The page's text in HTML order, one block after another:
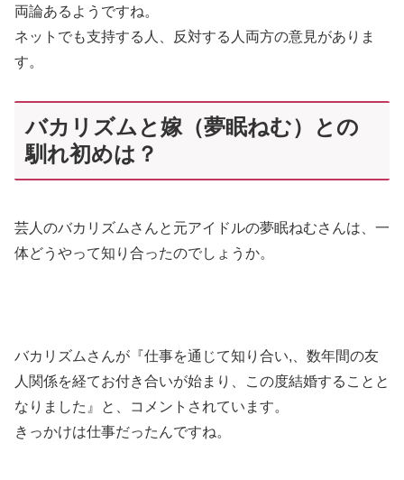
両論あるようですね。
ネットでも支持する人、反対する人両方の意見がありま
す。
バカリズムと嫁（夢眠ねむ）との
馴れ初めは？
芸人のバカリズムさんと元アイドルの夢眠ねむさんは、一
体どうやって知り合ったのでしょうか。
バカリズムさんが『仕事を通じて知り合い,、数年間の友
人関係を経てお付き合いが始まり、この度結婚することと
なりました』と、コメントされています。
きっかけは仕事だったんですね。